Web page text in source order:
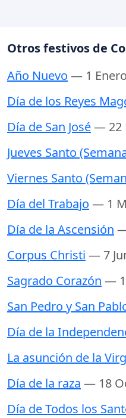
Otros festivos de
Año Nuevo — 1 Enero
Día de los Reyes
Día de San José— 22
Jueves Santo
Viernes Santo
Día del Trabajo — 1
Día de la Ascensión
Corpus Christi — 7
Sagrado Corazón —
San Pedro y San
Día de la
La asunción de la
Día de la raza — 18
Día de Todos los